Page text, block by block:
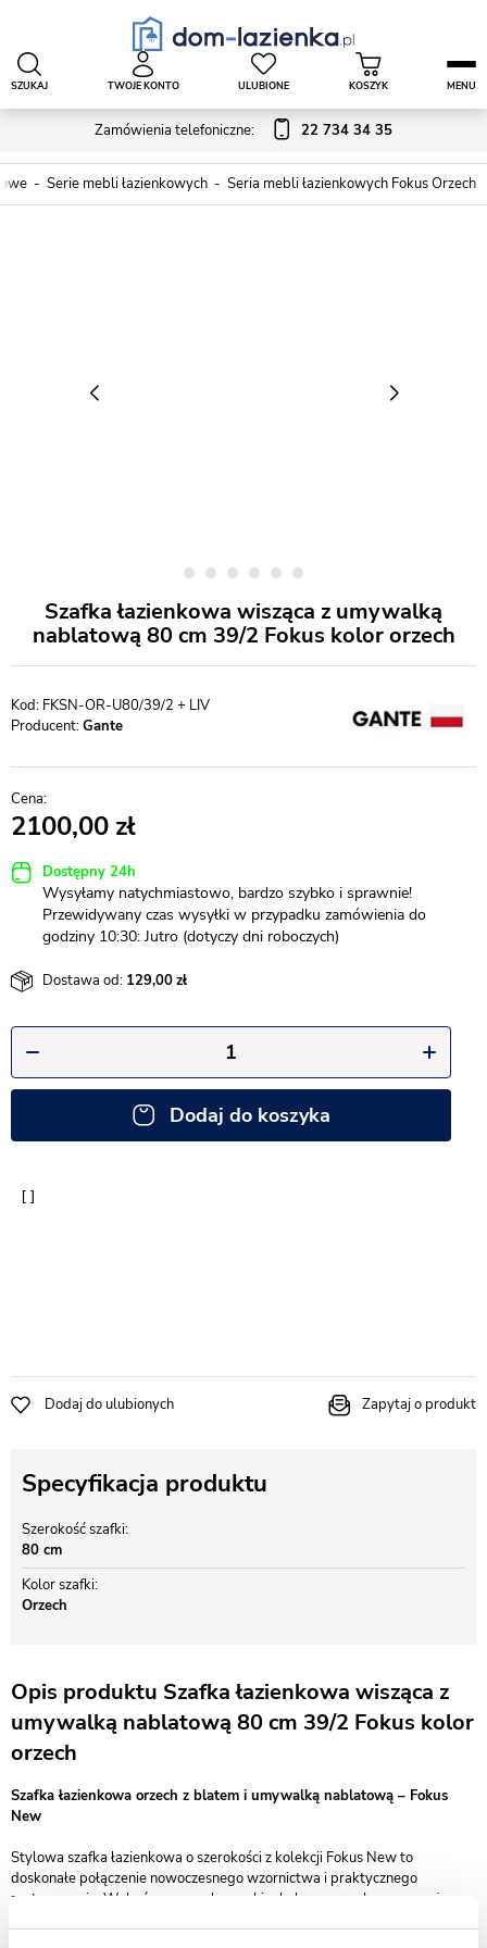
Zamówienia telefoniczne: 22 734 34 35
SZUKAJ TWOJE KONTO ULUBIONE KOSZYK MENU
Serie mebli łazienkowych Seria mebli łazienkowych Fokus Orzech
Szafka łazienkowa wisząca z umywalką
nablatową 80 cm 39/2 Fokus kolor orzech
FKSN-OR-U80/39/2 + LIV
Producent:Gante
2100,00
Dostępny 24h
Wysyłamy natychmiastowo, bardzo szybko i sprawnie!
Przewidywany czas wysyłki w przypadku zamówienia do
godziny 10:30: Jutro (dotyczy dni roboczych)
Dostawa od: 129,00
Dodaj do koszyka
Dodaj do ulubionych Zapytaj o produkt
Specyfikacja produktu
Szerokość szafki
80 cm
Kolor szafki
Orzech
Opis produktu Szafka łazienkowa wisząca z
umywalką nablatową 80 cm 39/2 Fokus kolor
orzech
Szafka łazienkowa orzech z blatem i umywalką nablatową – Fokus
New
Stylowa szafka łazienkowa o szerokości z kolekcji Fokus New to
doskonałe połączenie nowoczesnego wzornictwa i praktycznego
zastosowania. Wykończona w eleganckim kolorze orzecha, wyposażona